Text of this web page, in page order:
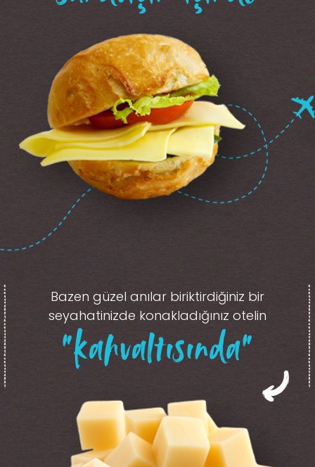
Bazen güzel anılar biriktirdiğiniz bir
seyahatinizde konakladığınız otelin
“kahvaltısında”